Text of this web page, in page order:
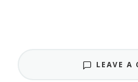
LEAVE A